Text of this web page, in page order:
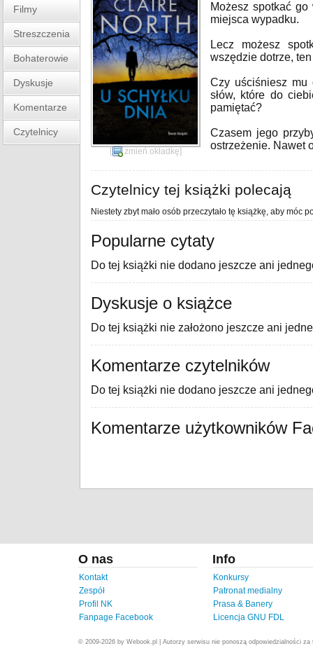
Filmy
Streszczenia
Bohaterowie
Dyskusje
Komentarze
Czytelnicy
[ zmień okładkę]
Możesz spotkać
miejsca wypadku.
Lecz możesz
wszędzie dotrze,
Czy uściśniesz mu
słów, które do
pamiętać?
Czasem jego
ostrzeżenie. Nawet
Czytelnicy tej książki polecają
Niestety zbyt mało osób przeczytało tę książkę, aby móc
Popularne cytaty
Do tej książki nie dodano jeszcze ani
Dyskusje o książce
Do tej książki nie założono jeszcze ani
Komentarze czytelników
Do tej książki nie dodano jeszcze ani
Komentarze użytkowników
O nas
Kontakt
Zespół
Profil NK
Fanpage Facebook
Info
Konkursy
Patronat medialny
Prasa & Banery
Licencja GNU FDL
© 2009-2026 by Webook.pl | Autorzy serwisu nie ponoszą odpowiedzialności